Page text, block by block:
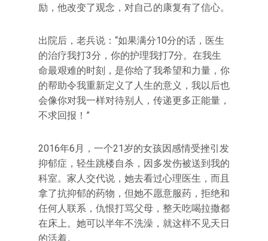
励，他改变了观念，对自己的康复有了信心。
出院后，老兵说：“如果满分10分的话，医生
的治疗我打3分，你的护理我打7分。在我生
命最艰难的时刻，是你给了我希望和力量，你
的帮助令我重新定义了人生的意义，我以后也
会像你对我一样对待别人，传递更多正能量，
不求回报！”
2016年6月，一个21岁的女孩因感情受挫引发
抑郁症，轻生跳楼自杀，因多发伤被送到我的
科室。家人交代说，她去看过心理医生，而且
拿了抗抑郁的药物，但她不愿意服药，拒绝和
任何人联系，仇恨打骂父母，整天吃喝拉撒都
在床上。她可以半年不洗澡，就这样不见天日
的活着。